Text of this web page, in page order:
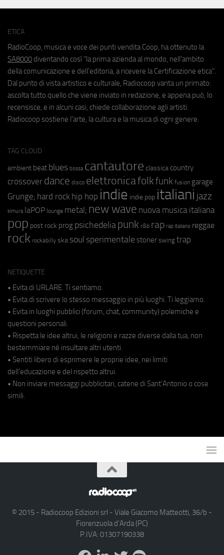
ETICA
RadioCoop, musica e voce dei punti vendita Coop, ha ottenuto la
SA8000 diventando così "la prima azienda al mondo, nell'ambito
della comunicazione e dell'editoria, a ricevere la Certificazione etica".
Dal punto di vista artistico e culturale, Radiocoop vanta un primato:
ascolta tutto quello che viene inviato in redazione, e appena può, lo
recensisce, e in alcuni casi, chiede collaborazione agli artisti.
Radiocoop sostiene l'arte, la cultura e la musica di ogni genere.
TAG CLOUD
ambient beat blues bossa cantautore classica country
crossover dance disco elettronicafolkfunk fusion garage
Grunge; hard rock hip hop indie indie pop italiani jazz
kimura laPOP lounge metal; new wave nuova musica italiana
pop post rock prog psichedeliapunk r&b rap rap italiano reggae
rock rockabilly ska soul sperimentale stoner swing trap
NETIQUETTE
• Evita di URLARE. Ti sentiamo.
• Evita di scrivere lo stesso messaggio in più luoghi. Ti leggiamo.
• Evita in luoghi pubblici (forum, chat, community) polemiche e
questioni personali.
• Rispetta le idee altrui, le religioni e razze diverse dalla tua, non
bestemmiare né insultare altri utenti.
• Sentiti libero di esprimere le proprie idee, nei limiti
dell'educazione e del rispetto altrui.
• Non inviare messaggi pubblicitari, catene di Sant'Antonio o cose
simili.
© 2015 - Radiocoop Edizioni srl - Viale Giacomo Matteotti, 36/b -
Fiorenzuola d'Arda (PC)
P.IVA: 01307190338